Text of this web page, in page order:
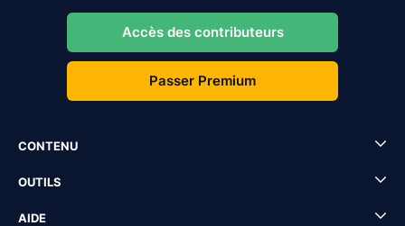
Accès des contributeurs
Passer Premium
CONTENU
OUTILS
AIDE